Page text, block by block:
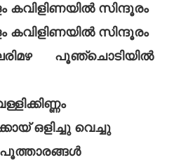
കവിളിണയിൽ സിന്ദൂരം
കവിളിണയിൽ സിന്ദൂരം
പൂഞ്ചൊടിയിൽ
ഒളിച്ചു വെച്ചു
പൂത്താരങ്ങൾ